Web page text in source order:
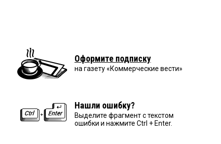
Оформите подписку
на газету «Коммерческие вести»
Нашли ошибку?
Выделите фрагмент с текстом
ошибки и нажмите Ctrl + Enter.